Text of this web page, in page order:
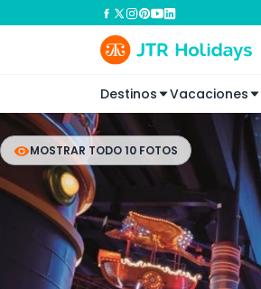
Destinos Vacaciones
MOSTRAR TODO 10 FOTOS